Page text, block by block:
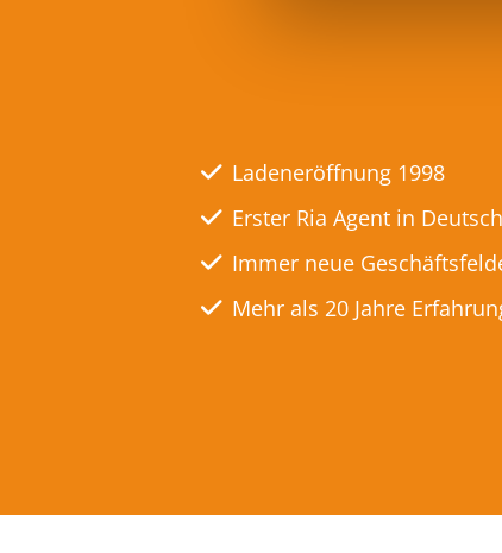
Ladeneröffnung 1998
Erster Ria Agent in
Immer neue
Mehr als 20 Jahre